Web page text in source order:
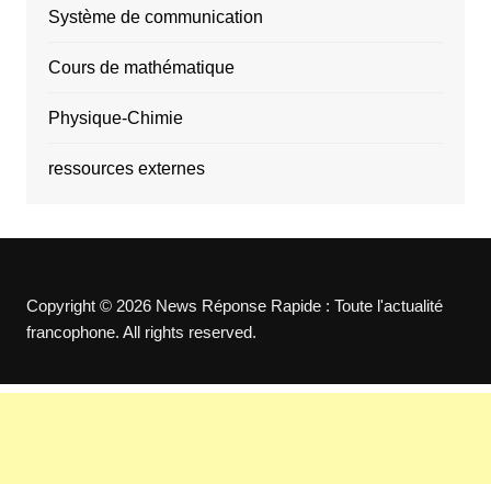
Système de communication
Cours de mathématique
Physique-Chimie
ressources externes
Copyright © 2026 News Réponse Rapide : Toute l'actualité
francophone. All rights reserved.